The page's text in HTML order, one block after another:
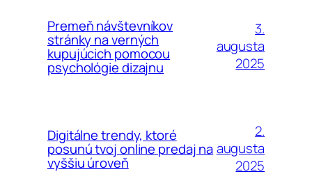
Premeň návštevníkov
stránky na verných
kupujúcich pomocou
psychológie dizajnu
3.
augusta
2025
Digitálne trendy, ktoré
posunú tvoj online predaj na
vyššiu úroveň
2.
augusta
2025